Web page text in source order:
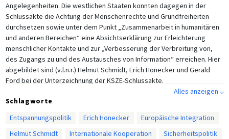
Angelegenheiten. Die westlichen Staaten konnten dagegen in der
Schlussakte die Achtung der Menschenrechte und Grundfreiheiten
durchsetzen sowie unter dem Punkt „Zusammenarbeit in humanitären
und anderen Bereichen“ eine Absichtserklärung zur Erleichterung
menschlicher Kontakte und zur „Verbesserung der Verbreitung von,
des Zugangs zu und des Austausches von Information“ erreichen. Hier
abgebildet sind (v.l.n.r.) Helmut Schmidt, Erich Honecker und Gerald
Ford bei der Unterzeichnung der KSZE-Schlussakte.
Alles anzeigen ⌵
Schlagworte
Entspannungspolitik
Erich Honecker
Europäische Integration
Helmut Schmidt
Internationale Kooperation Sicherheitspolitik